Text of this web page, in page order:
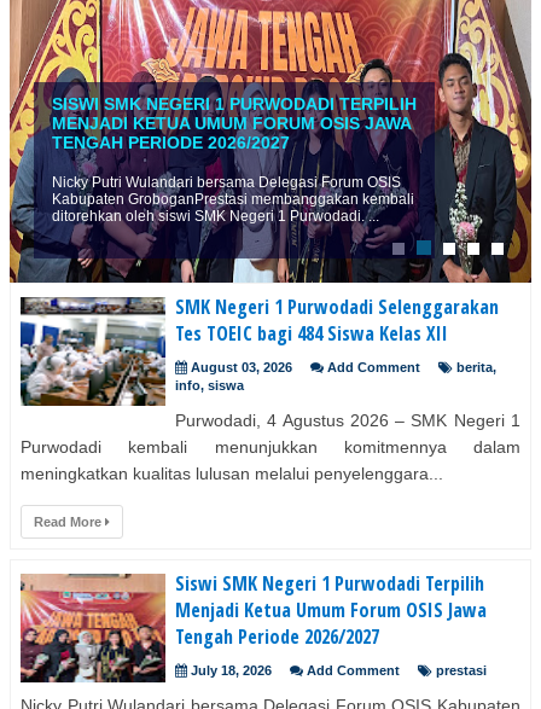
SISWI SMK NEGERI 1 PURWODADI TERPILIH
MENJADI KETUA UMUM FORUM OSIS JAWA
TENGAH PERIODE 2026/2027
Nicky Putri Wulandari bersama Delegasi Forum OSIS
Kabupaten GroboganPrestasi membanggakan kembali
ditorehkan oleh siswi SMK Negeri 1 Purwodadi. ...
SMK Negeri 1 Purwodadi Selenggarakan
Tes TOEIC bagi 484 Siswa Kelas XII
August 03, 2026 Add Comment berita,
info, siswa
Purwodadi, 4 Agustus 2026 – SMK Negeri 1
Purwodadi kembali menunjukkan komitmennya dalam
meningkatkan kualitas lulusan melalui penyelenggara...
Read More
Siswi SMK Negeri 1 Purwodadi Terpilih
Menjadi Ketua Umum Forum OSIS Jawa
Tengah Periode 2026/2027
July 18, 2026 Add Comment prestasi